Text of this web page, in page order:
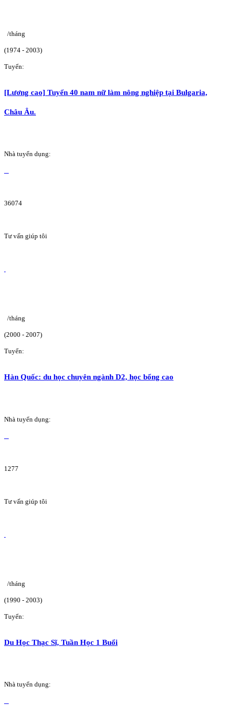
/tháng
(1974 - 2003)
Tuyển:
[Lương cao] Tuyển 40 nam nữ làm nông nghiệp tại Bulgaria,
Châu Âu.
Nhà tuyển dụng:
36074
Tư vấn giúp tôi
/tháng
(2000 - 2007)
Tuyển:
Hàn Quốc: du học chuyên ngành D2, học bổng cao
Nhà tuyển dụng:
1277
Tư vấn giúp tôi
/tháng
(1990 - 2003)
Tuyển:
Du Học Thạc Sĩ, Tuần Học 1 Buổi
Nhà tuyển dụng: